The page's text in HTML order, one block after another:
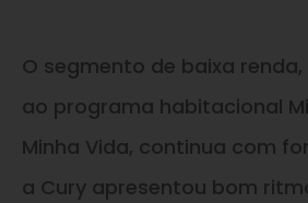
O segmento de baixa
ao programa habitacional
Minha Vida, continua com
a Cury apresentou bom